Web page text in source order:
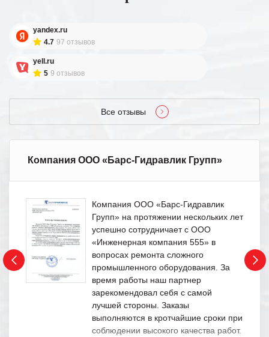
yandex.ru
4.7 97 отзывов
yell.ru
5 9 отзывов
Все отзывы
Компания ООО «Барс-Гидравлик Групп»
Компания ООО «Барс-Гидравлик
Групп» на протяжении нескольких лет
успешно сотрудничает с ООО
«Инженерная компания 555» в
вопросах ремонта сложного
промышленного оборудования. За
время работы наш партнер
зарекомендовал себя с самой
лучшей стороны. Заказы
выполняются в кротчайшие сроки при
соблюдении высокого качества работ.